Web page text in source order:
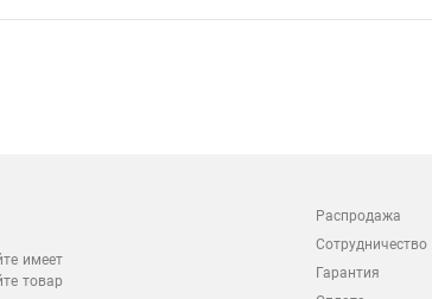
имеет
товар
Распродажа
Сотрудничество
Гарантия